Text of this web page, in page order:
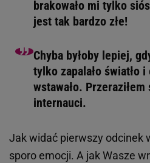
brakowało mi tylko
jest tak bardzo złe!
Chyba byłoby lepiej,
tylko zapalało światło
wstawało.
internauci.
Jak widać pierwszy odcinek
sporo emocji. A jak Wasze